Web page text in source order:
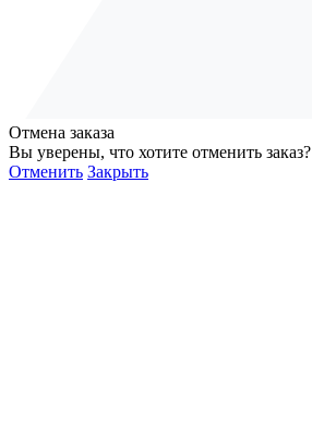
Отмена заказа
Вы уверены, что хотите отменить заказ?
Отменить Закрыть